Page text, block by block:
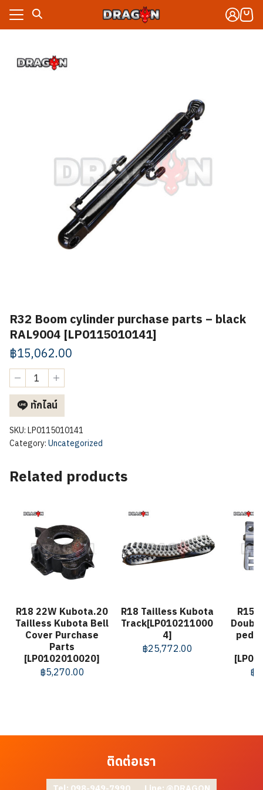
Skip
R32 Boom cylinder purchase parts – black
RAL9004 [LP0115010141]
฿15,062.00
Boom
cylinder
purchase
parts
-
black
quantity
ทักไลน์
SKU: LP0115010141
Category: Uncategorized
Related products
R18 22W Kubota.20
Tailless Kubota Bell
Cover Purchase
Parts
[LP0102010020]
฿5,270.00
R18 Tailless Kubota
Track[LP010211000
4]
฿25,772.00
฿
ติดต่อเรา